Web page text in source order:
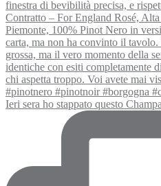
Ieri sera ho stappato questo